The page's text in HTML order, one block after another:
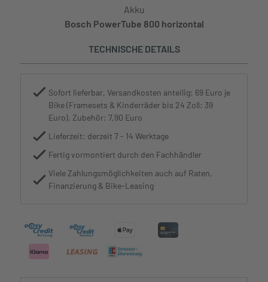
Akku
Bosch PowerTube 800 horizontal
TECHNISCHE DETAILS
Sofort lieferbar, Versandkosten anteilig: 69 Euro je
Bike (Framesets & Kinderräder bis 24 Zoll: 39
Euro), Zubehör: 7,90 Euro
Lieferzeit: derzeit 7 - 14 Werktage
Fertig vormontiert durch den Fachhändler
Viele Zahlungsmöglichkeiten auch auf Raten,
Finanzierung & Bike-Leasing